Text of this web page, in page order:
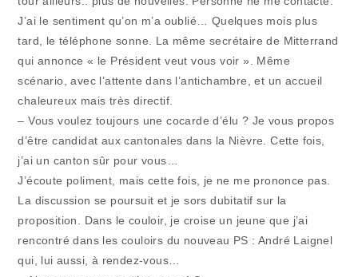
J’ai le sentiment qu’on m’a oublié… Quelques mois plus
tard, le téléphone sonne. La même secrétaire de Mitterrand
qui annonce « le Président veut vous voir ». Même
scénario, avec l’attente dans l’antichambre, et un accueil
chaleureux mais très directif.
– Vous voulez toujours une cocarde d’élu ? Je vous propos
d’être candidat aux cantonales dans la Nièvre. Cette fois,
j’ai un canton sûr pour vous…
J’écoute poliment, mais cette fois, je ne me prononce pas.
La discussion se poursuit et je sors dubitatif sur la
proposition. Dans le couloir, je croise un jeune que j’ai
rencontré dans les couloirs du nouveau PS : André Laignel
qui, lui aussi, à rendez-vous…